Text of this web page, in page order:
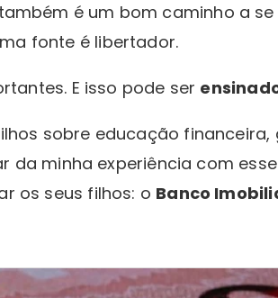
é um bom caminho a
fonte é libertador.
E isso pode ser
sobre educação financeira,
da minha experiência com
os seus filhos: o Banco